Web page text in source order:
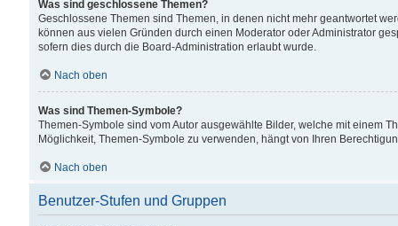
Was sind geschlossene Themen?
Geschlossene Themen sind Themen, in denen nicht mehr geantwortet
können aus vielen Gründen durch einen Moderator oder Administrator
sofern dies durch die Board-Administration erlaubt wurde.
Nach oben
Was sind Themen-Symbole?
Themen-Symbole sind vom Autor ausgewählte Bilder, welche mit einem
Möglichkeit, Themen-Symbole zu verwenden, hängt von Ihren
Nach oben
Benutzer-Stufen und Gruppen